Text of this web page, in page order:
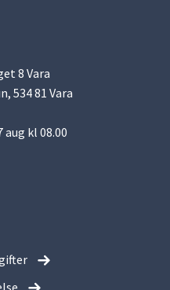
8 Vara
534 81 Vara
aug kl 08.00